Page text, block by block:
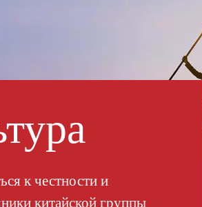
высококачественных покрытий. 1.
красках MT-5008HD можно
перламутровыми пигментами для
цвета и перламутрового блеска,
автомобильного
сверхгидрофильностью и длительной
высокоэффективными для
промышленности. При нанесении на
автомобилей влага из воздуха не
однородную водяную пленку. Это
обеспечивает хорошую видимость,
к честности и
китайской группы